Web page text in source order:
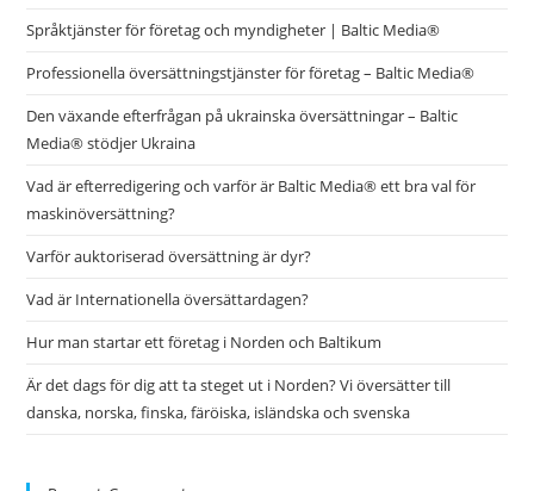
Språktjänster för företag och myndigheter | Baltic Media®
Professionella översättningstjänster för företag – Baltic Media®
Den växande efterfrågan på ukrainska översättningar – Baltic
Media® stödjer Ukraina
Vad är efterredigering och varför är Baltic Media® ett bra val för
maskinöversättning?
Varför auktoriserad översättning är dyr?
Vad är Internationella översättardagen?
Hur man startar ett företag i Norden och Baltikum
Är det dags för dig att ta steget ut i Norden? Vi översätter till
danska, norska, finska, färöiska, isländska och svenska